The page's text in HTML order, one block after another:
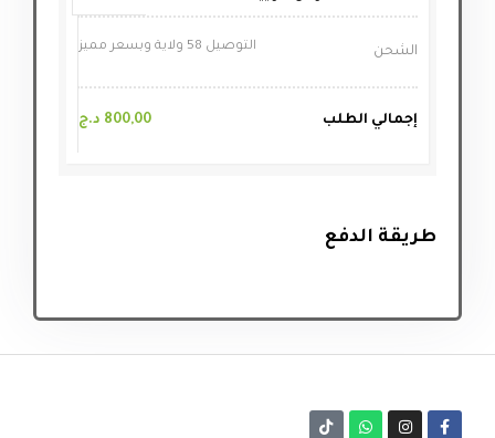
الشحن التوصيل 58 ولاية وبسعر مميز
إجمالي الطلب 800,00 د.ج
طريقة الدفع